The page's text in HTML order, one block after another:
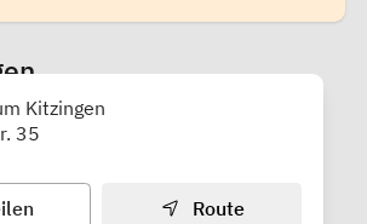
St. Elisabeth
Kitzingen
35
Route